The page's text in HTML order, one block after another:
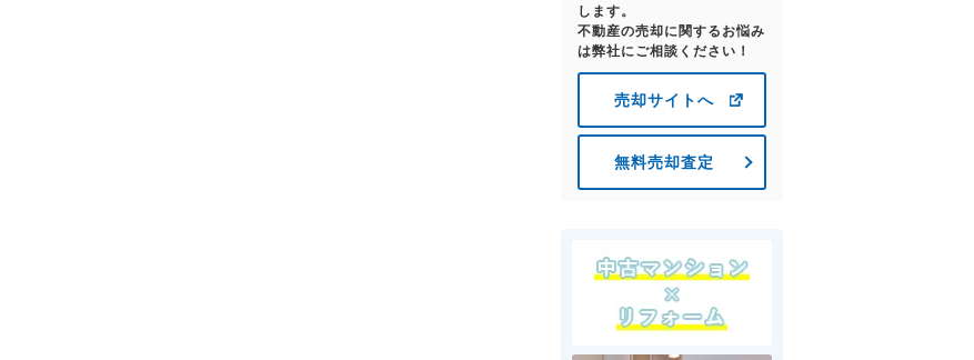
します。
不動産の売却に関するお悩み
は弊社にご相談ください！
売却サイトへ
無料売却査定